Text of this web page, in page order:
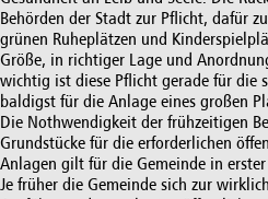
Behörden der Stadt zur Pflicht, dafür
grünen Ruheplätzen und
Größe, in richtiger Lage und
wichtig ist diese Pflicht gerade für die
baldigst für die Anlage eines großen
Die Nothwendigkeit der frühzeitigen
Grundstücke für die erforderlichen
Anlagen gilt für die Gemeinde in
Je früher die Gemeinde sich zur